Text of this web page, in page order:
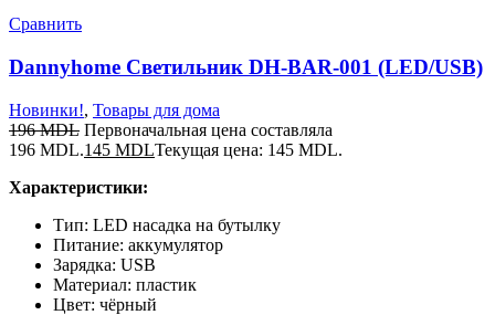
Сравнить
Dannyhome Cветильник DH-BAR-001 (LED/USB)
Новинки!, Товары для дома
196MDL Первоначальная цена составляла
196 MDL.145 MDLТекущая цена: 145 MDL.
Характеристики:
Тип: LED насадка на бутылку
Питание: аккумулятор
Зарядка: USB
Материал: пластик
Цвет: чёрный